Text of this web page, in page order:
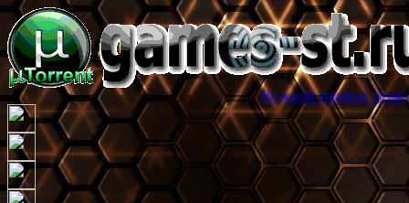
Игровой торрент трекер games-st.ru,